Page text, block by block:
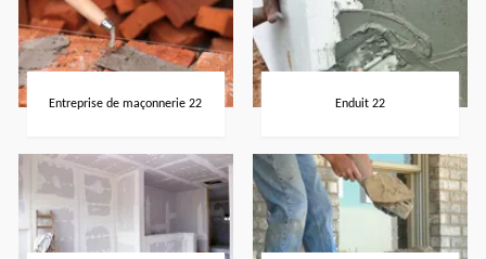
Entreprise de maçonnerie 22 Enduit 22